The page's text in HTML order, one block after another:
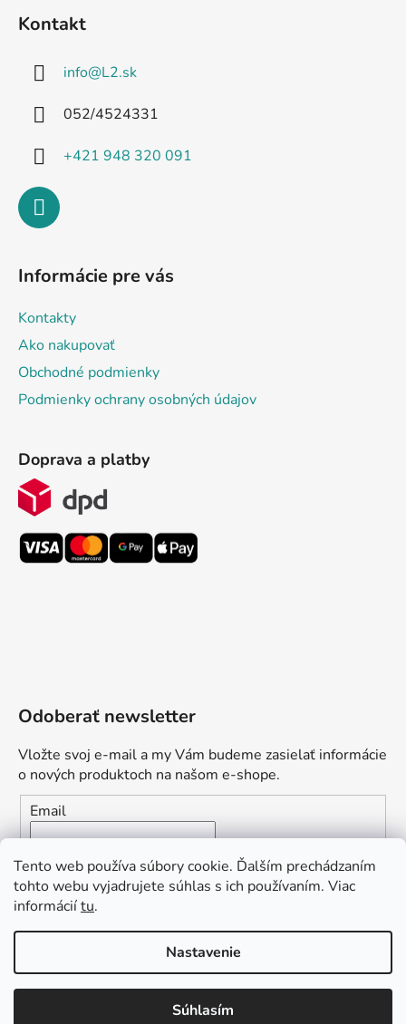
Tento web používa súbory cookie. Ďalším prechádzaním
tohto webu vyjadrujete súhlas s ich používaním. Viac
informáciítu.
Nastavenie
Súhlasím
: Zaplaťte vopred a získajte
Kontakt
info@L2.sk
052/4524331
+421 948 320 091
Informácie pre vás
Kontakty
Ako nakupovať
Obchodné podmienky
Podmienky ochrany osobných údajov
Doprava a platby
Odoberať newsletter
Vložte svoj e-mail a my Vám budeme zasielať informácie
o nových produktoch na našom e-shope.
Email
Vložením e-mailu súhlasíte s
podmienkami ochrany
osobných údajov
Vytvoril Shoptet Premium
môžem pomôcť?“